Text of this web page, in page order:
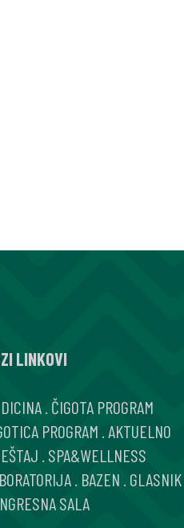
LINKOVI
ČIGOTA PROGRAM
PROGRAM AKTUELNO
SPA&WELLNESS
BAZEN GLASNIK
SALA